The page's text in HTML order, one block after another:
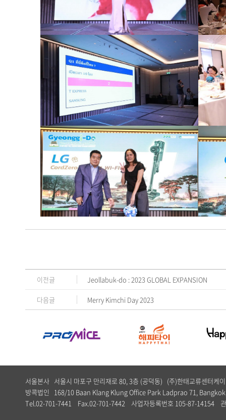
이전글 Jeollabuk-do : 2023 GLOBAL EXPANSION
다음글 Merry Kimchi Day 2023
서울본사 서울시 마포구 만리재로 80, 3층 (공덕동) (주)한태교류센터케
방콕법인 168/10 Baan Klang Klung Office Park Ladprao 71,
Tel.02-701-7441 Fax.02-701-7442 사업자등록번호 105-87-14154